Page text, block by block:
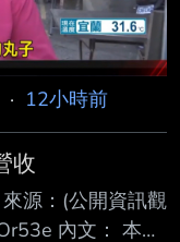
體晶片定價前景
· 12小時前
收
源：(公開資訊觀
內文： 本資